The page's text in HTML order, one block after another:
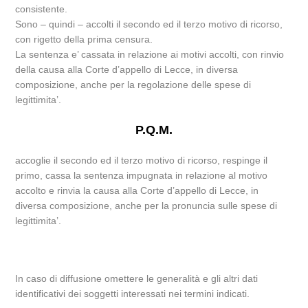
consistente.
Sono – quindi – accolti il secondo ed il terzo motivo di ricorso,
con rigetto della prima censura.
La sentenza e’ cassata in relazione ai motivi accolti, con rinvio
della causa alla Corte d’appello di Lecce, in diversa
composizione, anche per la regolazione delle spese di
legittimita’.
P.Q.M.
accoglie il secondo ed il terzo motivo di ricorso, respinge il
primo, cassa la sentenza impugnata in relazione al motivo
accolto e rinvia la causa alla Corte d’appello di Lecce, in
diversa composizione, anche per la pronuncia sulle spese di
legittimita’.
In caso di diffusione omettere le generalità e gli altri dati
identificativi dei soggetti interessati nei termini indicati.